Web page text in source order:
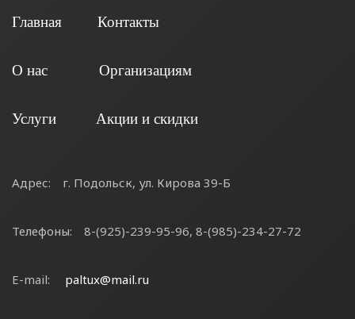
Главная Контакты
О нас Организациям
Услуги Акции и скидки
Адрес: г. Подольск, ул. Кирова 39-Б
Телефоны: 8-(925)-239-95-96, 8-(985)-234-27-72
E-mail: paltux@mail.ru